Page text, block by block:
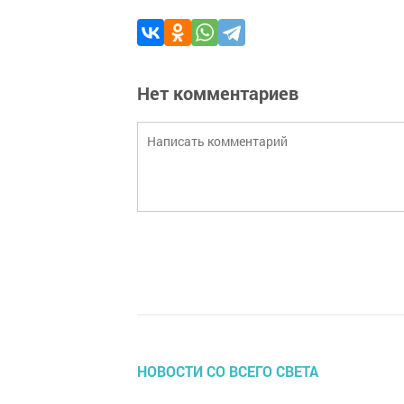
Нет комментариев
НОВОСТИ СО ВСЕГО СВЕТА